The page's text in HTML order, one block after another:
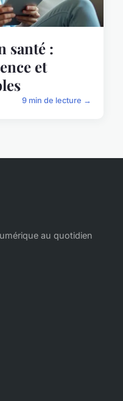
santé :
et
9 min de lecture →
au quotidien